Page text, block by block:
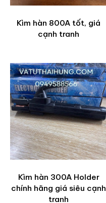
Kìm hàn 800A tốt, giá
cạnh tranh
Kìm hàn 300A Holder
chính hãng giá siêu cạnh
tranh